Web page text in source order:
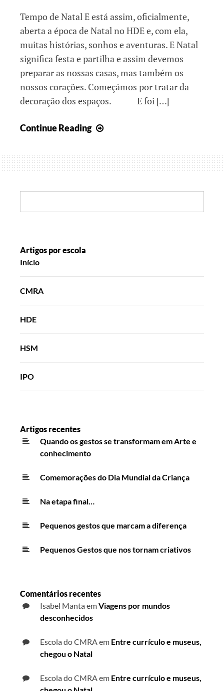
Tempo de Natal E está assim, oficialmente,
aberta a época de Natal no HDE e, com ela,
muitas histórias, sonhos e aventuras. E Natal
significa festa e partilha e assim devemos
preparar as nossas casas, mas também os
nossos corações. Começámos por tratar da
decoração dos espaços. E foi […]
Continue Reading
Tempo
de
Artigos por escola
Início
CMRA
HDE
HSM
IPO
Artigos recentes
Quando os gestos se transformam em Arte e
conhecimento
Comemorações do Dia Mundial da Criança
Na etapa final…
Pequenos gestos que marcam a diferença
Pequenos Gestos que nos tornam criativos
Comentários recentes
Isabel MantaemViagens por mundos
desconhecidos
Escola do CMRA em Entre currículo e museus,
chegou o Natal
Escola do CMRA em Entre currículo e museus,